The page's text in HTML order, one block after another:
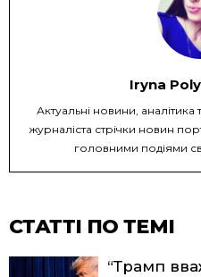
Iryna
Актуальні новини,
журналіста стрічки новин
головними подіями
СТАТТІ ПО ТЕМІ
“Трамп